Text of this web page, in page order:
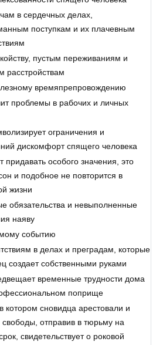
в сердечных делах,
поступкам и их плачевным
пустым переживаниям и
расстройствам
времяпрепровождению
проблемы в рабочих и личных
ограничения и
дискомфорт спящего человека
придавать особого значения, это
и подобное не повторится в
жизни
обязательства и невыполненные
наяву
событию
в делах и преградам, которые
создает собственными руками
временные трудности дома
поприще
котором сновидца арестовали и
отправив в тюрьму на
свидетельствует о роковой